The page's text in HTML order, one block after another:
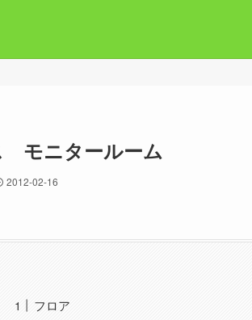
モニタールーム
2012-02-16
フロア